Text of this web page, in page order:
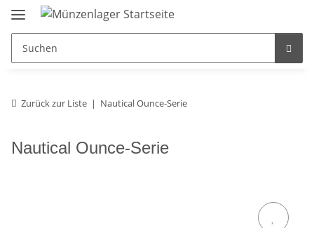
Zurück zur Liste Nautical Ounce-Serie
Nautical Ounce-Serie